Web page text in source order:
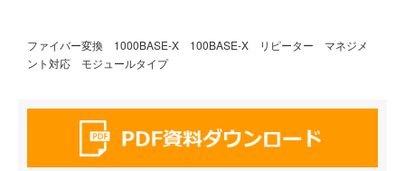
ファイバー変換 1000BASE-X 100BASE-X リピーター マネジメ
ント対応 モジュールタイプ